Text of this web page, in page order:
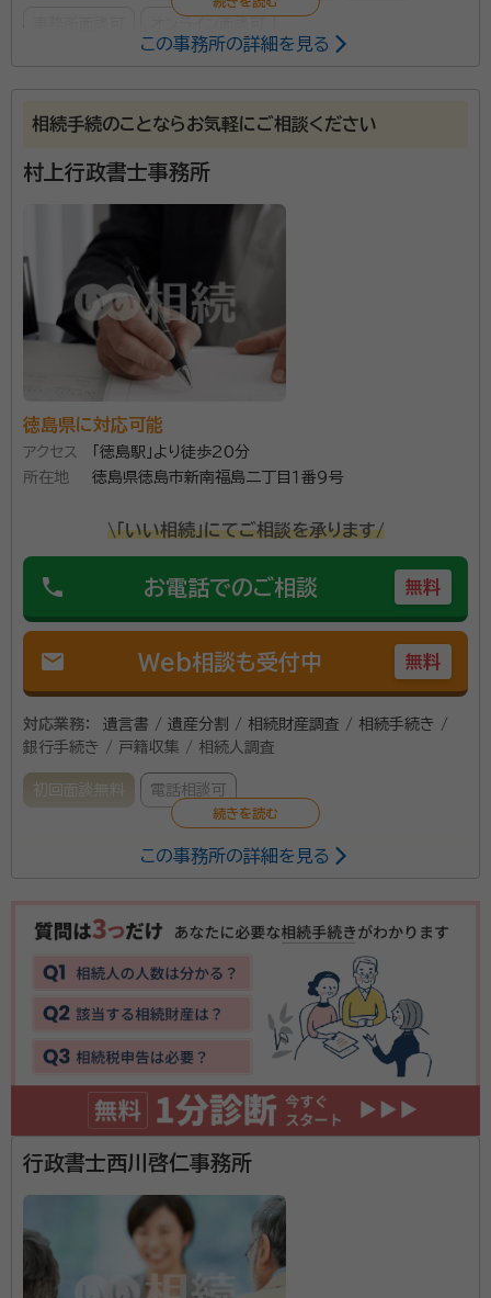
鎌田 真一（かまだ しんいち）
土地家屋調査士・行政書士・宅建士
に挑戦開始(２７歳)。 ３４歳のときに、自分をリセットするために京都に引
越(３年間の期間限定)。 京都での生活１年目に、土地家屋調査士試験に合
格。 ３７歳のときに、地元徳島で土地家屋調査士事務所を開業。 紆余曲折
を経て、４０歳のときに念願の行政書士試験に合格、行政書士事務所を開
た。 徳島県を阿波踊り以外でも、もっと多くの人に認知して欲しいと思っ
ております。 徳島在住でも、やりたいことは沢山あります。 地元徳島から
日本をよくしたい、自分の思いを形にしたい起業家の身近な応援団とし
て、一緒に考え、行動を共にしましょう。
はじめまして。行政書士・土地家屋調査士の業務を行っ
ています、鎌田と申します。事務所は、徳島県吉野川市
にありますが、依頼があれば、県外案件も対応可能で
す。 私の修行時代、代表者が、税理士・司法書士・行政書
士・社会保険労務士・土地家屋調査士を兼務する事務所
で勤務しておりました。 その際に、不動産に関する手続
き全般、税金のについて基本的な事項について、事例を
通してさまざま様々な経験と知識を学ばせていただき
ました。 その経験が、現在に、生かされていると個人的
には考えております。 相続は、依頼内容ごとにさまざま
ます。 相続登記手続きの手順については、簡単にご説
明させていただきます。 相続税の申告が必要な方は、
税理士をご紹介させていただきます。 土地建物の手続
きについても、土地家屋調査士として当職が対応可能で
す。 何か困りごとがありましたら、ご連絡いただければ
対応させていただきます。
土地家屋調査士・行政書士・宅建士
徳島県行政書士会
この事務所の詳細を見る
相続手続のことならお気軽にご相談ください
村上行政書士事務所
徳島県に対応可能
アクセス
「徳島駅」より徒歩20分
所在地
徳島県徳島市新南福島二丁目１番９号
\「いい相続」にてご相談を承ります/
phone お電話でのご相談 無料
mail Web相談も受付中 無料
対応業務：
遺言書 / 遺産分割 / 相続財産調査 / 相続手続き /
銀行手続き / 戸籍収集 / 相続人調査
初回面談無料 電話相談可
遺産相続の業務では、遺産分割協議書の作成、遺留分減
が中心となります。
所属団体：徳島県行政書士会
この事務所の詳細を見る
行政書士西川啓仁事務所